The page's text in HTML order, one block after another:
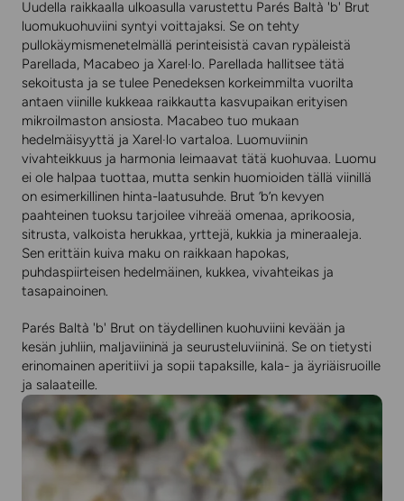
Uudella raikkaalla ulkoasulla varustettu Parés Baltà 'b' Brut
luomukuohuviini syntyi voittajaksi. Se on tehty
pullokäymismenetelmällä perinteisistä cavan rypäleistä
Parellada, Macabeo ja Xarel·lo. Parellada hallitsee tätä
sekoitusta ja se tulee Penedeksen korkeimmilta vuorilta
antaen viinille kukkeaa raikkautta kasvupaikan erityisen
mikroilmaston ansiosta. Macabeo tuo mukaan
hedelmäisyyttä ja Xarel·lo vartaloa. Luomuviinin
vivahteikkuus ja harmonia leimaavat tätä kuohuvaa. Luomu
ei ole halpaa tuottaa, mutta senkin huomioiden tällä viinillä
on esimerkillinen hinta-laatusuhde. Brut ’b’n kevyen
paahteinen tuoksu tarjoilee vihreää omenaa, aprikoosia,
sitrusta, valkoista herukkaa, yrttejä, kukkia ja mineraaleja.
Sen erittäin kuiva maku on raikkaan hapokas,
puhdaspiirteisen hedelmäinen, kukkea, vivahteikas ja
tasapainoinen.
Parés Baltà 'b' Brut on täydellinen kuohuviini kevään ja
kesän juhliin, maljaviininä ja seurusteluviininä. Se on tietysti
erinomainen aperitiivi ja sopii tapaksille, kala- ja äyriäisruoille
ja salaateille.